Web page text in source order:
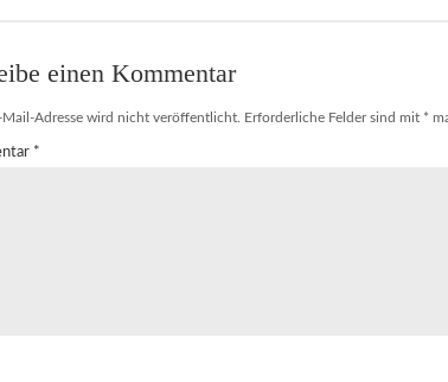
einen Kommentar
Mail-Adresse wird nicht veröffentlicht. Erforderliche Felder sind mit *
*